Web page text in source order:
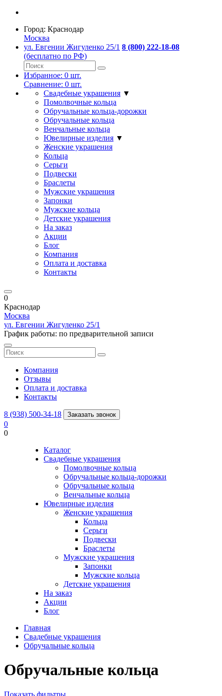
Город: Краснодар
Москва
ул. Евгении Жигуленко 25/1 8 (800) 222-18-08
(бесплатно по РФ)
Избранное: 0 шт.
Сравнение: 0 шт.
Свадебные украшения ▼
Помолвочные кольца
Обручальные кольца-дорожки
Обручальные кольца
Венчальные кольца
Ювелирные изделия ▼
Женские украшения
Кольца
Серьги
Подвески
Браслеты
Мужские украшения
Запонки
Мужские кольца
Детские украшения
На заказ
Акции
Блог
Компания
Оплата и доставка
Контакты
0
Краснодар
Москва
ул. Евгении Жигуленко 25/1
График работы: по предварительной записи
Компания
Отзывы
Оплата и доставка
Контакты
8 (938) 500-34-18 Заказать звонок
0
0
Каталог
Свадебные украшения
Помолвочные кольца
Обручальные кольца-дорожки
Обручальные кольца
Венчальные кольца
Ювелирные изделия
Женские украшения
Кольца
Серьги
Подвески
Браслеты
Мужские украшения
Запонки
Мужские кольца
Детские украшения
На заказ
Акции
Блог
Главная
Свадебные украшения
Обручальные кольца
Обручальные кольца
Показать фильтры